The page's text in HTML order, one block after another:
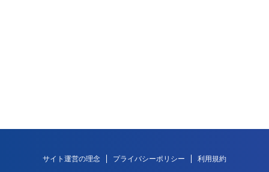
サイト運営の理念 プライバシーポリシー 利用規約